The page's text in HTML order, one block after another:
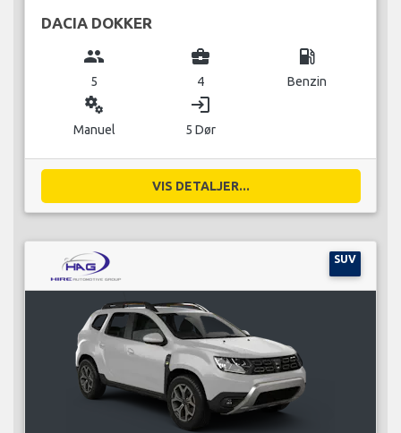
DACIA DOKKER
group
5
business_center
4
local_gas_station
Benzin
miscellaneous_services
Manuel
login
5 Dør
VIS DETALJER...
SUV